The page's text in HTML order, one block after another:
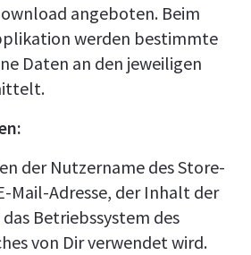
angeboten. Beim
werden bestimmte
Daten an den jeweiligen
der Nutzername des Store-
Mail-Adresse, der Inhalt der
Betriebssystem des
von Dir verwendet wird.